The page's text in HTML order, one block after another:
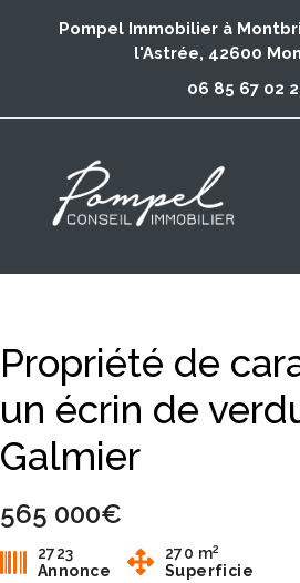
Pompel Immobilier à
l'Astrée, 42600
06 85 67 02
Propriété de
un écrin de
Galmier
565 000€
2723
Annonce
270 m2
Superficie